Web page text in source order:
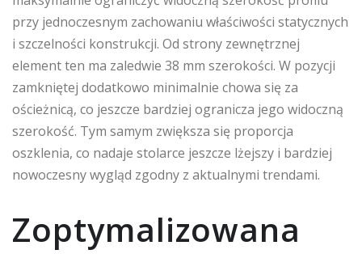
przy jednoczesnym zachowaniu właściwości statycznych
i szczelności konstrukcji. Od strony zewnętrznej
element ten ma zaledwie 38 mm szerokości. W pozycji
zamkniętej dodatkowo minimalnie chowa się za
ościeżnicą, co jeszcze bardziej ogranicza jego widoczną
szerokość. Tym samym zwiększa się proporcja
oszklenia, co nadaje stolarce jeszcze lżejszy i bardziej
nowoczesny wygląd zgodny z aktualnymi trendami.
Zoptymalizowana